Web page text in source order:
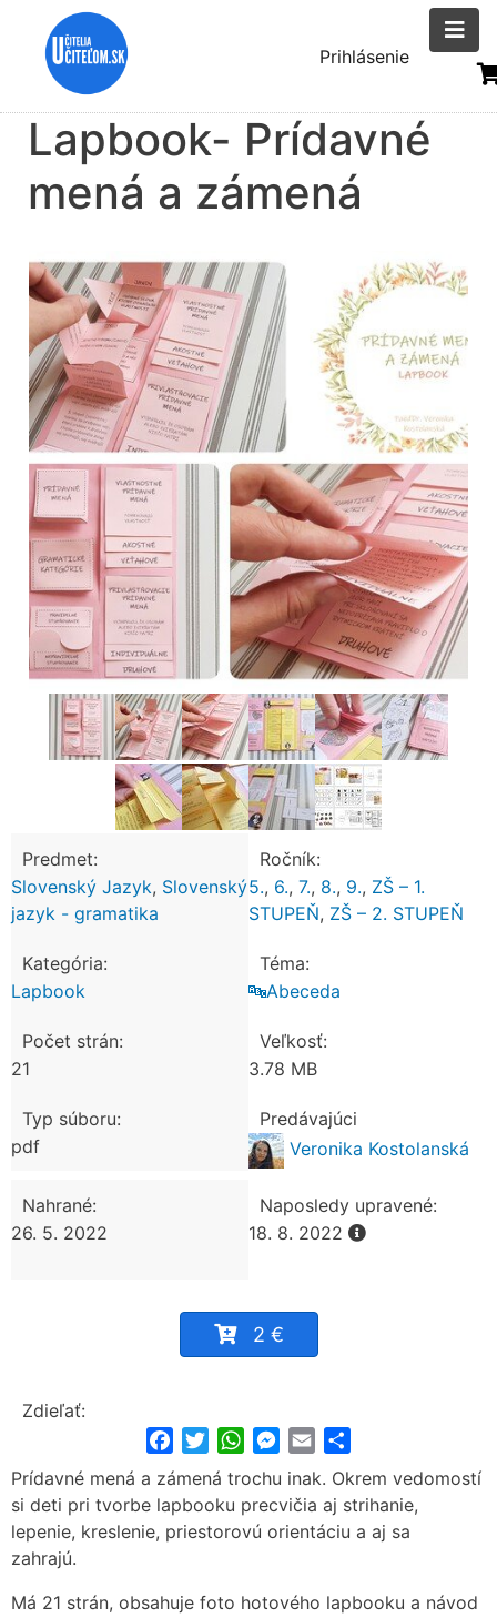
Menu
účtu
Prihlásenie
Lapbook- Prídavné
mená a zámená
Predmet:
Slovenský Jazyk, Slovenský
jazyk - gramatika
Ročník:
5., 6., 7., 8., 9., ZŠ – 1.
STUPEŇ, ZŠ – 2. STUPEŇ
Kategória:
Lapbook
Téma:
🔤Abeceda
Počet strán:
21
Veľkosť:
3.78 MB
Typ súboru:
pdf
Predávajúci
Veronika Kostolanská
Nahrané:
26. 5. 2022
Naposledy upravené:
18. 8. 2022
2 €
Zdieľať:
FacebookTwitterWhatsApp
Messenger
Email
Prídavné mená a zámená trochu inak. Okrem vedomostí
si deti pri tvorbe lapbooku precvičia aj strihanie,
lepenie, kreslenie, priestorovú orientáciu a aj sa
zahrajú.
Má 21 strán, obsahuje foto hotového lapbooku a návod